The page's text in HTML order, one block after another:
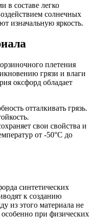
в составе легко
солнечных
изначальную яркость.
плетения
грязи и влаги
оксфорд обладает
отталкивать грязь.
свои свойства и
от -50°С до
синтетических
к созданию
из этого материала не
особенно при физических